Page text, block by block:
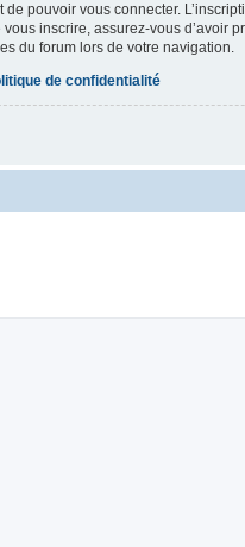
de pouvoir vous connecter.
inscrire, assurez-vous
du forum lors de votre navigation.
de confidentialité